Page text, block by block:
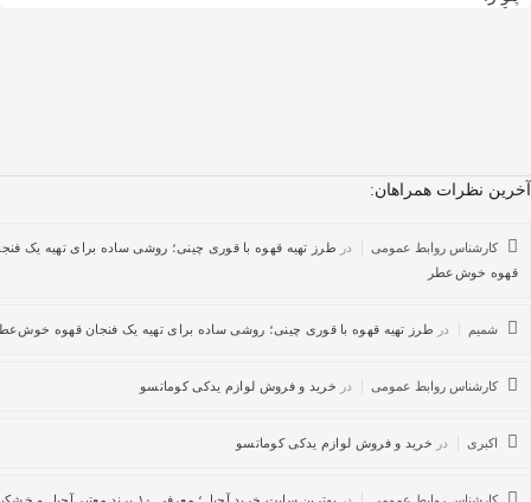
نظرات همراهان:
کارشناس روابط عمومی در طرز تهیه قهوه با قوری چینی؛ روشی ساده برای تهیه یک فنجان
خوش‌عطر
در طرز تهیه قهوه با قوری چینی؛ روشی ساده برای تهیه یک فنجان قهوه خوش‌عطر
کارشناس روابط عمومی در خرید و فروش لوازم یدکی کوماتسو
در خرید و فروش لوازم یدکی کوماتسو